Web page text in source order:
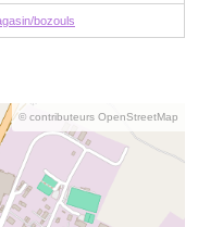
bozouls
© contributeurs OpenStreetMap